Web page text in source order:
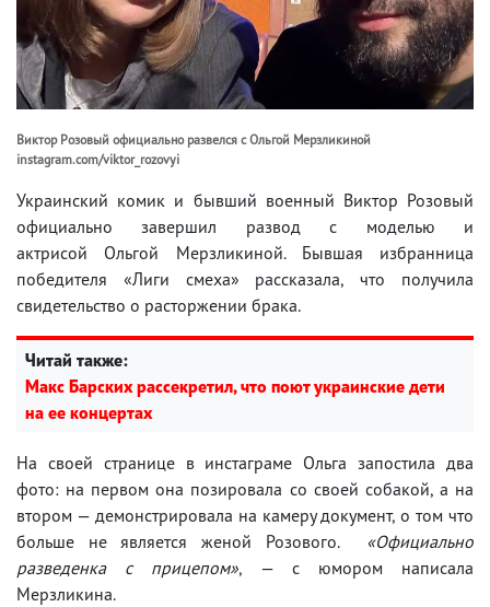
Виктор Розовый официально развелся с Ольгой Мерзликиной
instagram.com/viktor_rozovyi
Украинский комик и бывший военный Виктор Розовый
официально завершил развод с моделью и
актрисой Ольгой Мерзликиной. Бывшая избранница
победителя «Лиги смеха» рассказала, что получила
свидетельство о расторжении брака.
Читай также:
Макс Барских рассекретил, что поют украинские дети
на ее концертах
На своей странице в инстаграме Ольга запостила два
фото: на первом она позировала со своей собакой, а на
втором — демонстрировала на камеру документ, о том что
больше не является женой Розового. «Официально
разведенка с прицепом», — с юмором написала
Мерзликина.